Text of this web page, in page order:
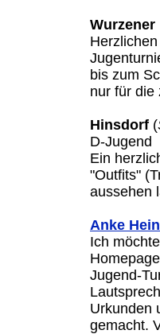
Wurzener
bis zum
nur für die
Hinsdorf (
D-Jugend
Ein
"Outfits"
aussehen
Anke
Ich
Jugend-
Urkunden
gemacht.